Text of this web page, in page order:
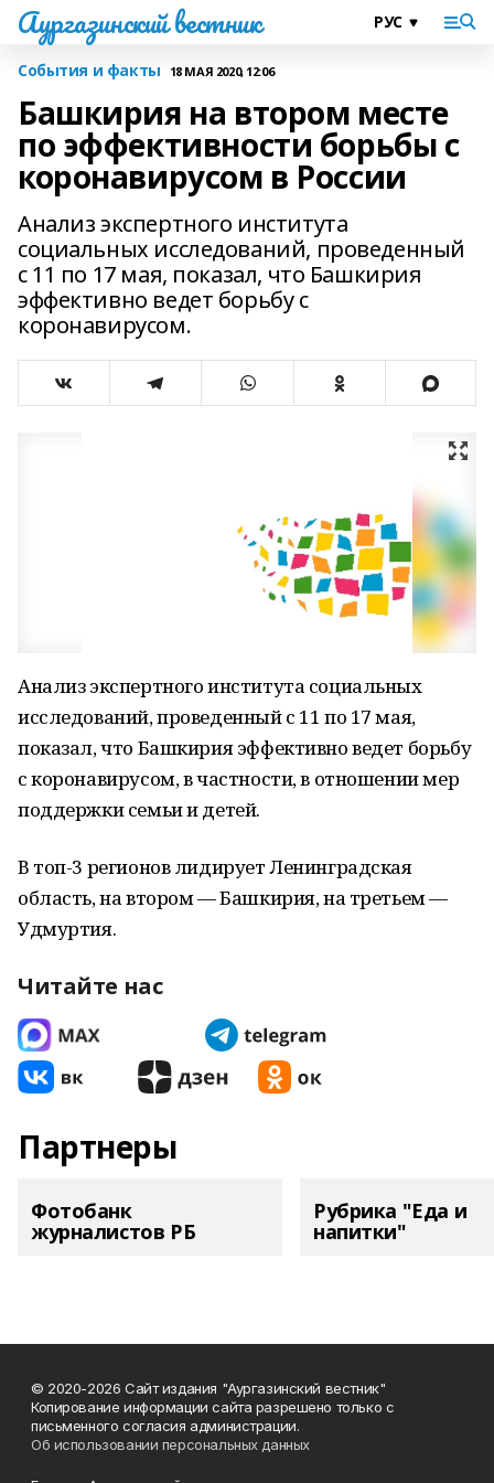
Аургазинский вестник
События и факты 18 МАЯ 2020, 12:06
Башкирия на втором месте
по эффективности борьбы с
коронавирусом в России
Анализ экспертного института
социальных исследований, проведенный
с 11 по 17 мая, показал, что Башкирия
эффективно ведет борьбу с
коронавирусом.
Анализ экспертного института социальных
исследований, проведенный с 11 по 17 мая,
показал, что Башкирия эффективно ведет борьбу
с коронавирусом, в частности, в отношении мер
поддержки семьи и детей.
В топ-3 регионов лидирует Ленинградская
область, на втором — Башкирия, на третьем —
Удмуртия.
Читайте нас
Партнеры
Фотобанк
журналистов РБ
Рубрика "Еда и
напитки"
© 2020-2026 Сайт издания "Аургазинский вестник"
Копирование информации сайта разрешено только с
письменного согласия администрации.
Об использовании персональных данных